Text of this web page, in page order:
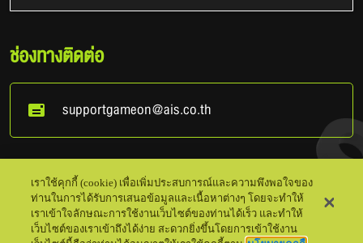
ช่องทางติดต่อ
supportgameon@ais.co.th
เราใช้คุกกี้ (cookie) เพื่อเพิ่มประสบการณ์และความพึงพอใจของ
ท่านในการได้รับการเสนอข้อมูลและเนื้อหาต่างๆ โดยจะทำให้
เราเข้าใจลักษณะการใช้งานเว็บไซต์ของท่านได้เร็ว และทำให้
เว็บไซต์ของเราเข้าถึงได้ง่าย สะดวกยิ่งขึ้นโดยการเข้าใช้งาน